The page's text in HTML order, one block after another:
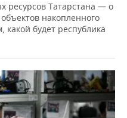
ресурсов Татарстана — о
накопленного
будет республика